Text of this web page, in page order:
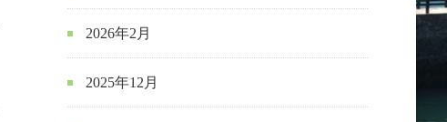
2026年2月
2025年12月